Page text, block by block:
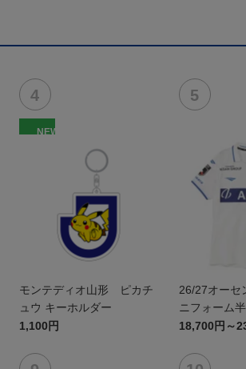
NEW
モンテディオ山形 ピカチ
ュウ キーホルダー
1,100円
26/27オーセ
ニフォーム
18,700円～